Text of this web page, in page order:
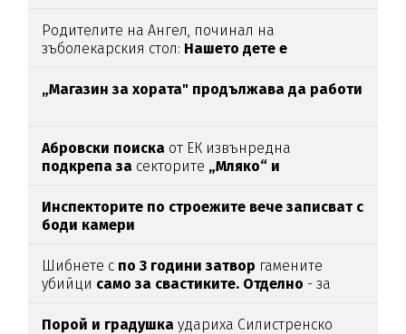
Родителите на Ангел, починал на
зъболекарския стол: Нашето дете е
антидотътнаупойката
„Магазин за хората" продължава да работи
Абровски поиска от ЕК извънредна
подкрепа за секторите „Мляко“ и
Инспекторите по строежите вече записват с
боди камери
Шибнете с по 3 години затвор гамените
убийци само за свастиките. Отделно - за
Порой и градушка удариха Силистренско